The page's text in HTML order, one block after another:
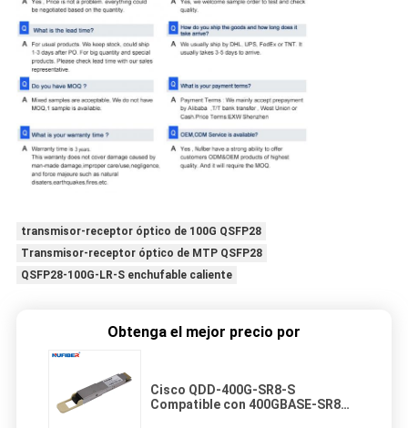
transmisor-receptor óptico de 100G QSFP28
Transmisor-receptor óptico de MTP QSFP28
QSFP28-100G-LR-S enchufable caliente
Obtenga el mejor precio por
Cisco QDD-400G-SR8-S
Compatible con 400GBASE-SR8